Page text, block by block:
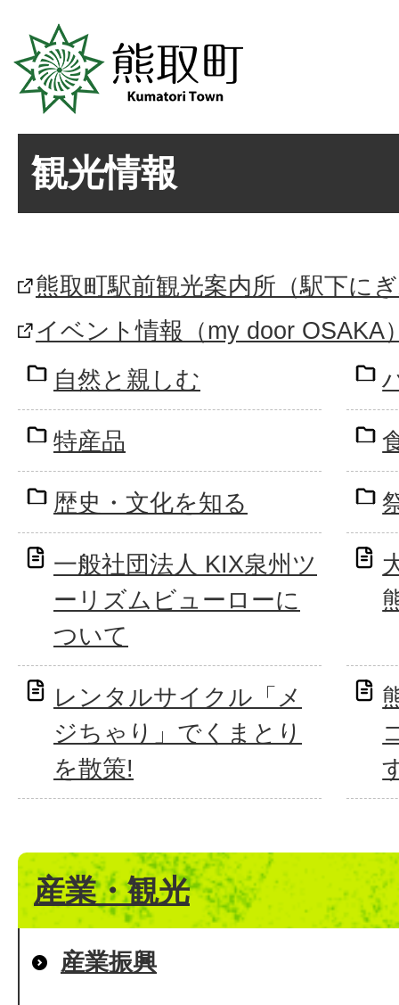
観光情報
熊取町駅前観光案内所（駅下に
イベント情報（my door OSAKA
自然と親しむ
特産品
歴史・文化を知る
一般社団法人 KIX泉州ツ
ーリズムビューローに
ついて
レンタルサイクル「メ
ジちゃり」でくまとり
を散策!
産業・観光
産業振興